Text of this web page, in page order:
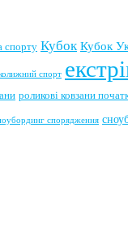
спорту Кубок Кубок
спорт
роликові ковзани
спорядження